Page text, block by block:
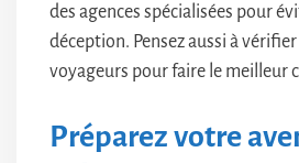
des agences spécialisées pour
déception. Pensez aussi à
voyageurs pour faire le meilleur
Préparez votre